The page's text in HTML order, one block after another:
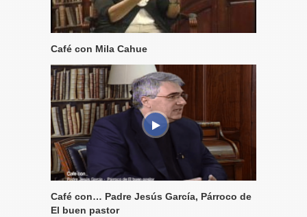
Café con Mila Cahue
Café con… Padre Jesús García, Párroco de
El buen pastor